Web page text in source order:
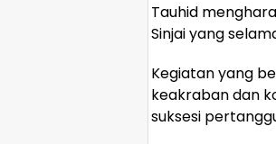
Tauhid
Sinjai yang
Kegiatan yang
keakraban dan
suksesi